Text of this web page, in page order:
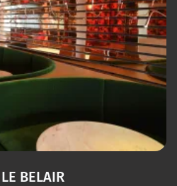
BELAIR